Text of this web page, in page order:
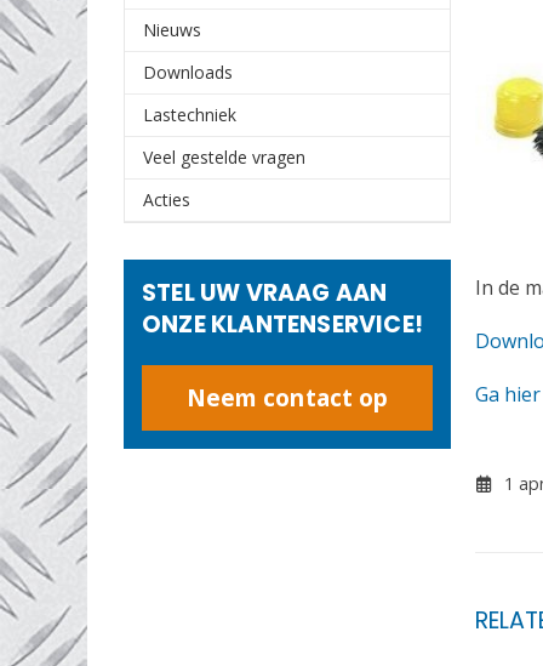
In de
Ga
1
Nieuws
Downloads
Lastechniek
Veel gestelde vragen
Acties
STEL UW VRAAG AAN
ONZE KLANTENSERVICE!
Neem contact op